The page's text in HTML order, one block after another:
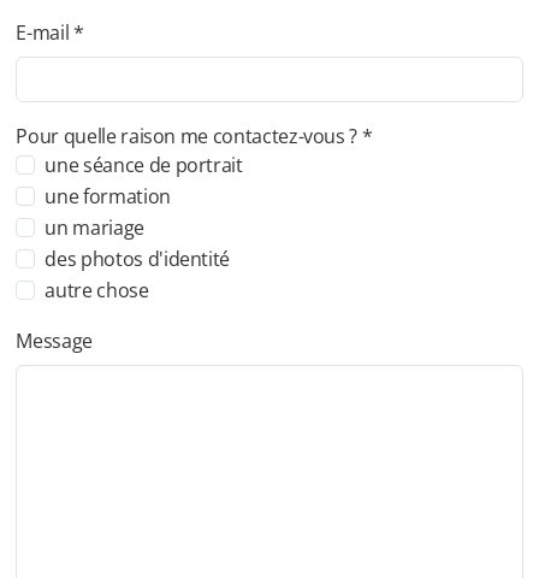
E-mail *
Pour quelle raison me contactez-vous ? *
une séance de portrait
une formation
un mariage
des photos d'identité
autre chose
Message